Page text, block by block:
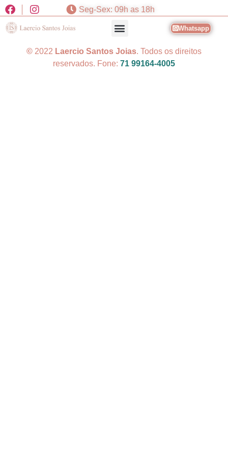
Seg-Sex: 09h as 18h
Whatsapp
© 2022 Laercio Santos Joias. Todos os direitos
reservados. Fone: 71 99164-4005